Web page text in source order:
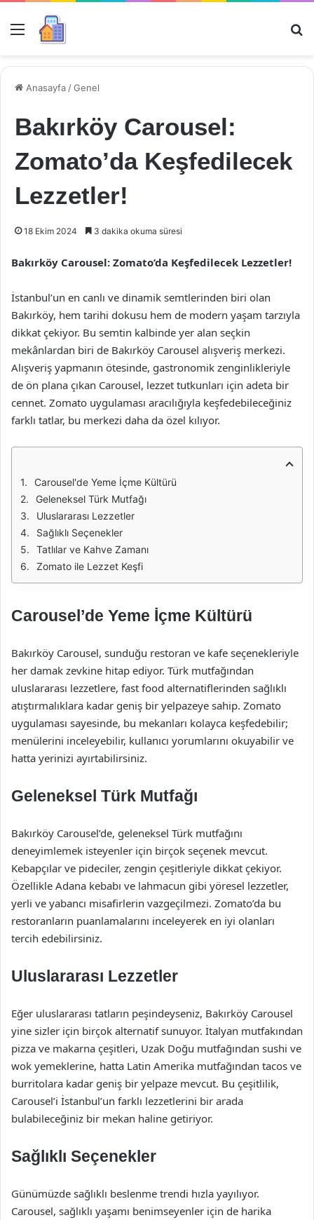
Menü
Anasayfa /Genel
Bakırköy Carousel:
Zomato’da Keşfedilecek
Lezzetler!
18 Ekim 2024 3 dakika okuma süresi
Bakırköy Carousel: Zomato’da Keşfedilecek Lezzetler!
İstanbul’un en canlı ve dinamik semtlerinden biri olan
Bakırköy, hem tarihi dokusu hem de modern yaşam tarzıyla
dikkat çekiyor. Bu semtin kalbinde yer alan seçkin
mekânlardan biri de Bakırköy Carousel alışveriş merkezi.
Alışveriş yapmanın ötesinde, gastronomik zenginlikleriyle
de ön plana çıkan Carousel, lezzet tutkunları için adeta bir
cennet. Zomato uygulaması aracılığıyla keşfedebileceğiniz
farklı tatlar, bu merkezi daha da özel kılıyor.
Carousel'de Yeme İçme Kültürü
Geleneksel Türk Mutfağı
Uluslararası Lezzetler
Sağlıklı Seçenekler
Tatlılar ve Kahve Zamanı
Zomato ile Lezzet Keşfi
Carousel’de Yeme İçme Kültürü
Bakırköy Carousel, sunduğu restoran ve kafe seçenekleriyle
her damak zevkine hitap ediyor. Türk mutfağından
uluslararası lezzetlere, fast food alternatiflerinden sağlıklı
atıştırmalıklara kadar geniş bir yelpazeye sahip. Zomato
uygulaması sayesinde, bu mekanları kolayca keşfedebilir;
menülerini inceleyebilir, kullanıcı yorumlarını okuyabilir ve
hatta yerinizi ayırtabilirsiniz.
Geleneksel Türk Mutfağı
Bakırköy Carousel’de, geleneksel Türk mutfağını
deneyimlemek isteyenler için birçok seçenek mevcut.
Kebapçılar ve pideciler, zengin çeşitleriyle dikkat çekiyor.
Özellikle Adana kebabı ve lahmacun gibi yöresel lezzetler,
yerli ve yabancı misafirlerin vazgeçilmezi. Zomato’da bu
restoranların puanlamalarını inceleyerek en iyi olanları
tercih edebilirsiniz.
Uluslararası Lezzetler
Eğer uluslararası tatların peşindeyseniz, Bakırköy Carousel
yine sizler için birçok alternatif sunuyor. İtalyan mutfakından
pizza ve makarna çeşitleri, Uzak Doğu mutfağından sushi ve
wok yemeklerine, hatta Latin Amerika mutfağından tacos ve
burritolara kadar geniş bir yelpaze mevcut. Bu çeşitlilik,
Carousel’i İstanbul’un farklı lezzetlerini bir arada
bulabileceğiniz bir mekan haline getiriyor.
Sağlıklı Seçenekler
Günümüzde sağlıklı beslenme trendi hızla yayılıyor.
Carousel, sağlıklı yaşamı benimseyenler için de harika